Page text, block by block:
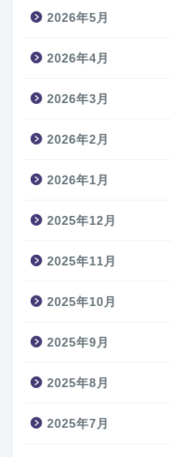
2026年5月
2026年4月
2026年3月
2026年2月
2026年1月
2025年12月
2025年11月
2025年10月
2025年9月
2025年8月
2025年7月